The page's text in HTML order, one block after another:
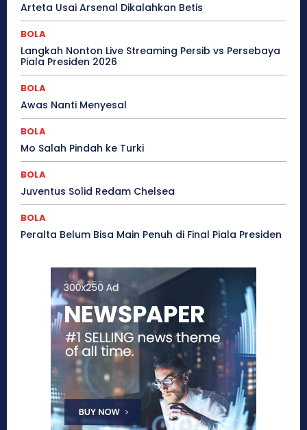
Arteta Usai Arsenal Dikalahkan Betis
BOLA
Langkah Nonton Live Streaming Persib vs Persebaya
Piala Presiden 2026
BOLA
Awas Nanti Menyesal
BOLA
Mo Salah Pindah ke Turki
BOLA
Juventus Solid Redam Chelsea
BOLA
Peralta Belum Bisa Main Penuh di Final Piala Presiden